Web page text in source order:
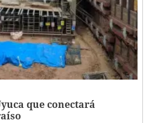
que conectará